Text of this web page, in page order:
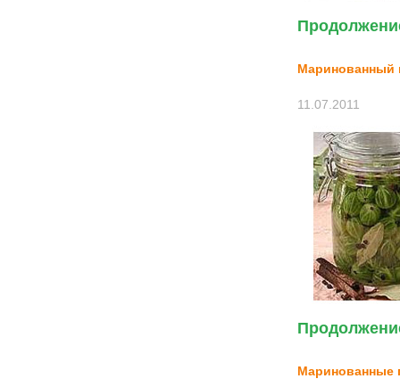
Маринованный
11.07.2011
Маринованные